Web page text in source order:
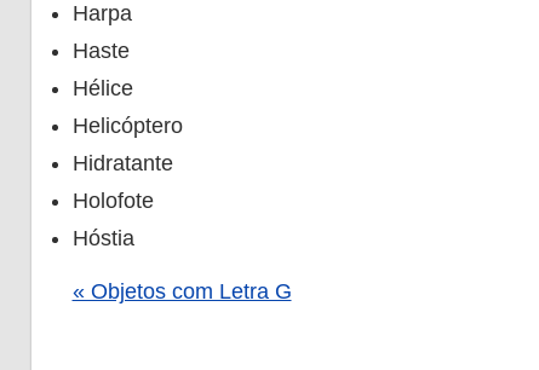
Harpa
Haste
Hélice
Helicóptero
Hidratante
Holofote
Hóstia
« Objetos com Letra G